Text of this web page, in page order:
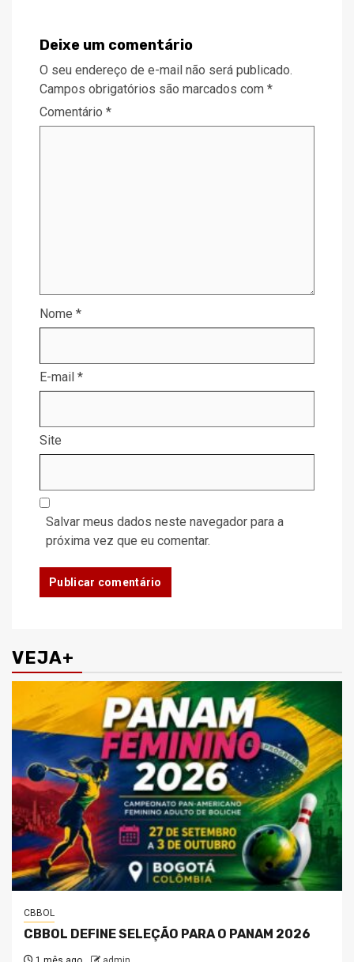
Deixe um comentário
O seu endereço de e-mail não será publicado.
Campos obrigatórios são marcados com *
Comentário *
Nome *
E-mail *
Site
Salvar meus dados neste navegador para a
próxima vez que eu comentar.
VEJA+
CBBOL
CBBOL DEFINE SELEÇÃO PARA O PANAM 2026